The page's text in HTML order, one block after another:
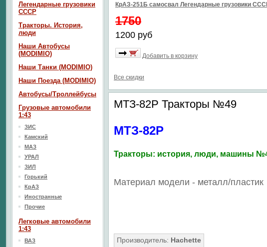
КрАЗ-251Б самосвал Легендарные грузовики
1750
1200 руб
Добавить в корзину
Все скидки
МТЗ-82Р Тракторы №49
МТЗ-82Р
Тракторы: история, люди, машины
Материал модели - металл/пластик
Производитель: Hachette
Легендарные грузовики
СССР
Тракторы. История,
люди
Наши Автобусы
(MODIMIO)
Наши Танки (MODIMIO)
Наши Поезда (MODIMIO)
Автобусы/Троллейбусы
Грузовые автомобили
1:43
ЗИС
Камский
МАЗ
УРАЛ
ЗИЛ
Горький
КрАЗ
Иностранные
Прочие
Легковые автомобили
1:43
ВАЗ